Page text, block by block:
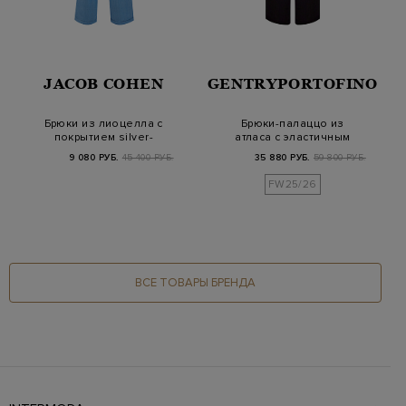
JACOB COHEN
Брюки из лиоцелла с
покрытием silver-
9 080 РУБ. 45 400 РУБ.
GENTRYPORTOFINO
Брюки-палаццо из
атласа с эластичным
35 880 РУБ. 59 800 РУБ.
FW25/26
ВСЕ ТОВАРЫ БРЕНДА